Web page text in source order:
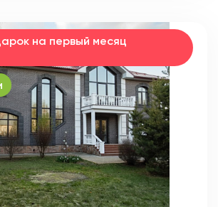
на первый месяц